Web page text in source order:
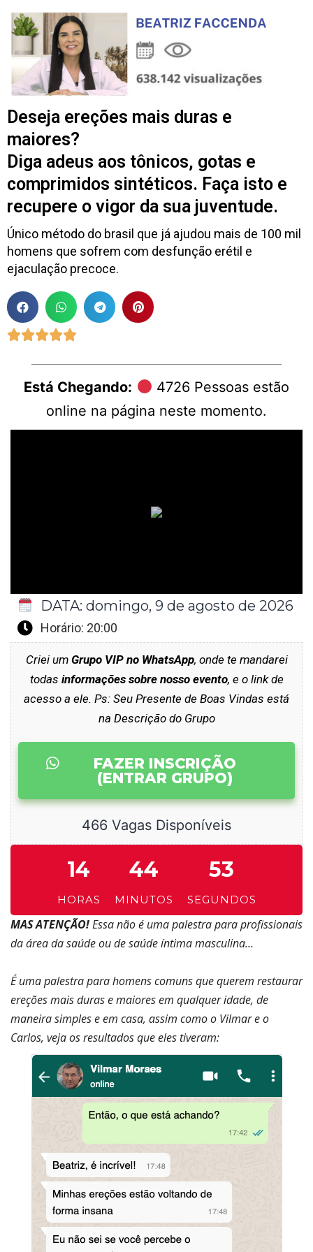
Deseja ereções mais duras e
maiores?
Diga adeus aos tônicos, gotas e
comprimidos sintéticos. Faça isto e
recupere o vigor da sua juventude.
Único método do brasil que já ajudou mais de 100 mil
homens que sofrem com desfunção erétil e
ejaculação precoce.

Está Chegando: 4694 Pessoas estão
online na página neste momento.
DATA: domingo, 9 de agosto de 2026
Horário: 20:00
Criei um Grupo VIP no WhatsApp, onde te mandarei
todas informações sobre nosso evento, e o link de
acesso a ele. Ps: Seu Presente de Boas Vindas está
na Descrição do Grupo
FAZER INSCRIÇÃO
(ENTRAR GRUPO)
463 Vagas Disponíveis
14
HORAS
44
MINUTOS
52
SEGUNDOS
MAS ATENÇÃO!Essa não é uma palestra para profissionais
da área da saúde ou de saúde íntima masculina…
É uma palestra para homens comuns que querem restaurar
ereções mais duras e maiores em qualquer idade, de
maneira simples e em casa, assim como o Vilmar e o
Carlos, veja os resultados que eles tiveram: